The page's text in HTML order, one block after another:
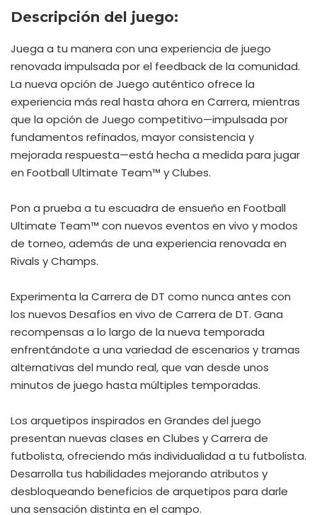
Descripción del juego:
Juega a tu manera con una experiencia de juego
renovada impulsada por el feedback de la comunidad.
La nueva opción de Juego auténtico ofrece la
experiencia más real hasta ahora en Carrera, mientras
que la opción de Juego competitivo—impulsada por
fundamentos refinados, mayor consistencia y
mejorada respuesta—está hecha a medida para jugar
en Football Ultimate Team™ y Clubes.
Pon a prueba a tu escuadra de ensueño en Football
Ultimate Team™ con nuevos eventos en vivo y modos
de torneo, además de una experiencia renovada en
Rivals y Champs.
Experimenta la Carrera de DT como nunca antes con
los nuevos Desafíos en vivo de Carrera de DT. Gana
recompensas a lo largo de la nueva temporada
enfrentándote a una variedad de escenarios y tramas
alternativas del mundo real, que van desde unos
minutos de juego hasta múltiples temporadas.
Los arquetipos inspirados en Grandes del juego
presentan nuevas clases en Clubes y Carrera de
futbolista, ofreciendo más individualidad a tu futbolista.
Desarrolla tus habilidades mejorando atributos y
desbloqueando beneficios de arquetipos para darle
una sensación distinta en el campo.